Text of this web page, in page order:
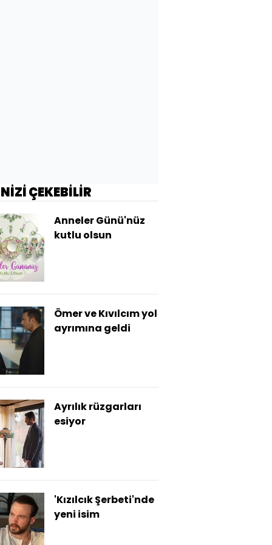
ÇEKEBİLİR
Anneler Günü'nüz
kutlu olsun
Ömer ve Kıvılcım yol
ayrımına geldi
Ayrılık rüzgarları
esiyor
'Kızılcık Şerbeti'nde
yeni isim